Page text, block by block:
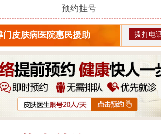
预约挂号
门皮肤病医院惠民援助 拨打电